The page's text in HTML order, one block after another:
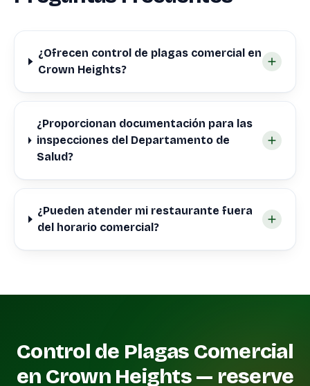
¿Ofrecen control de plagas comercial en
Crown Heights?
¿Proporcionan documentación para las
inspecciones del Departamento de
Salud?
¿Pueden atender mi restaurante fuera
del horario comercial?
Control de Plagas Comercial
en Crown Heights — reserve